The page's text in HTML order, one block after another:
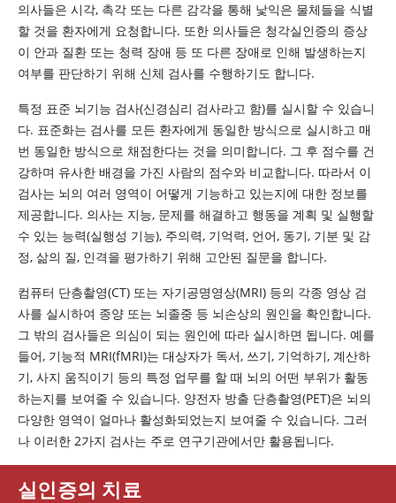
의사들은 시각, 촉각 또는 다른 감각을 통해 낯익은 물체들을 식별
할 것을 환자에게 요청합니다. 또한 의사들은 청각실인증의 증상
이 안과 질환 또는 청력 장애 등 또 다른 장애로 인해 발생하는지
여부를 판단하기 위해 신체 검사를 수행하기도 합니다.
특정 표준 뇌기능 검사(신경심리 검사라고 함)를 실시할 수 있습니
다. 표준화는 검사를 모든 환자에게 동일한 방식으로 실시하고 매
번 동일한 방식으로 채점한다는 것을 의미합니다. 그 후 점수를 건
강하며 유사한 배경을 가진 사람의 점수와 비교합니다. 따라서 이
검사는 뇌의 여러 영역이 어떻게 기능하고 있는지에 대한 정보를
제공합니다. 의사는 지능, 문제를 해결하고 행동을 계획 및 실행할
수 있는 능력(실행성 기능), 주의력, 기억력, 언어, 동기, 기분 및 감
정, 삶의 질, 인격을 평가하기 위해 고안된 질문을 합니다.
컴퓨터 단층촬영(CT) 또는 자기공명영상(MRI) 등의 각종 영상 검
사를 실시하여 종양 또는 뇌졸중 등 뇌손상의 원인을 확인합니다.
그 밖의 검사들은 의심이 되는 원인에 따라 실시하면 됩니다. 예를
들어, 기능적 MRI(fMRI)는 대상자가 독서, 쓰기, 기억하기, 계산하
기, 사지 움직이기 등의 특정 업무를 할 때 뇌의 어떤 부위가 활동
하는지를 보여줄 수 있습니다. 양전자 방출 단층촬영(PET)은 뇌의
다양한 영역이 얼마나 활성화되었는지 보여줄 수 있습니다. 그러
나 이러한 2가지 검사는 주로 연구기관에서만 활용됩니다.
실인증의 치료